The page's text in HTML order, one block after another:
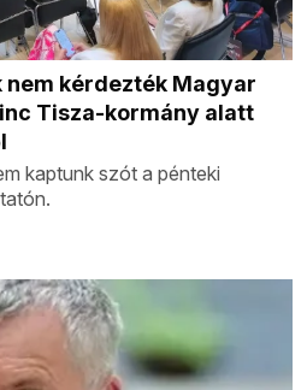
kérdezték Magyar
Tisza-kormány alatt
kaptunk szót a pénteki